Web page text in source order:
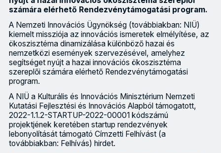
számára elérhető Rendezvénytámogatási program.
A Nemzeti Innovációs Ügynökség (továbbiakban: NIÜ)
kiemelt missziója az innovációs ismeretek elmélyítése, az
ökoszisztéma dinamizálása különböző hazai és
nemzetközi események szervezésével, amelyhez
segítséget nyújt a hazai innovációs ökoszisztéma
szereplői számára elérhető Rendezvénytámogatási
program.
A NIÜ a Kulturális és Innovációs Minisztérium Nemzeti
Kutatási Fejlesztési és Innovációs Alapból támogatott,
2022-1.1.2-STARTUP-2022-00001 kódszámú
projektjének keretében startup rendezvények
lebonyolítását támogató Címzetti Felhívást (a
továbbiakban: Felhívás) hirdet.